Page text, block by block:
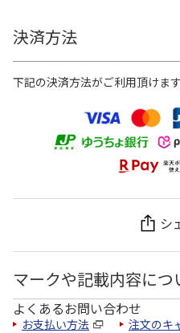
決済方法
下記の決済方法がご利用頂けます
シ
マークや記載内容につ
よくあるお問い合わせ
お支払い方法 注文のキ